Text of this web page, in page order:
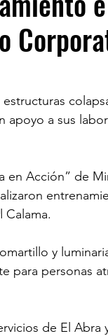
apoyo a sus
en Acción” de
Calama.
y
para personas
de El Abra